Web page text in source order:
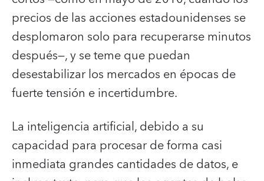
precios de las acciones estadounidenses se
desplomaron solo para recuperarse minutos
después—, y se teme que puedan
desestabilizar los mercados en épocas de
fuerte tensión e incertidumbre.
La inteligencia artificial, debido a su
capacidad para procesar de forma casi
inmediata grandes cantidades de datos, e